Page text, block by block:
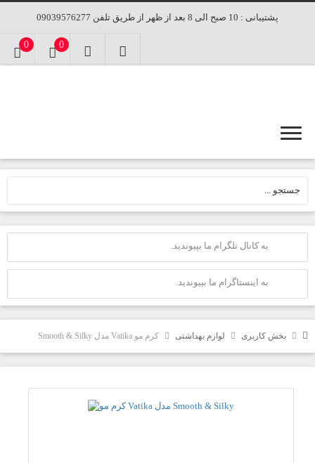
پشتیبانی : 10 صبح الی 8 بعد از ظهر از طریق تلفن 09039576277
0 0
به کانال تلگرام ما بپیوندید.
به اینستاگرام ما بپیوندید.
بخش کاربری لوازم بهداشتی کرم مو Vatika مدل Smooth & Silky